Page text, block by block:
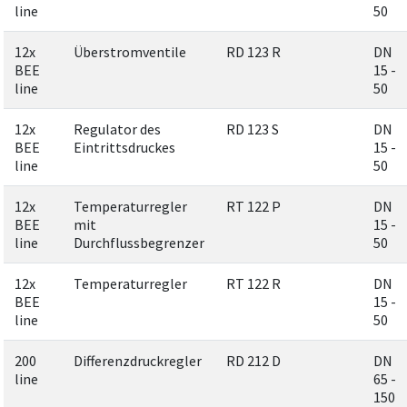
line
50
12x
BEE
line
Überstromventile RD 123 R
DN
15 -
50
12x
BEE
line
Regulator des
Eintrittsdruckes
RD 123 S
DN
15 -
50
12x
BEE
line
Temperaturregler
mit
Durchflussbegrenzer
RT 122 P
DN
15 -
50
12x
BEE
line
Temperaturregler RT 122 R
DN
15 -
50
200
line
Differenzdruckregler RD 212 D
DN
65 -
150